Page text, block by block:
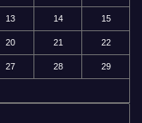
13 14 15
20 21 22
27 28 29